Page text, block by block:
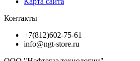
Контакты
+7(812)602-75-61
info@ngt-store.ru